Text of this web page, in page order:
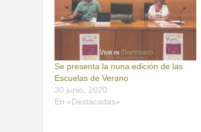
Se presenta la nuna edición de las
Escuelas de Verano
30 junio, 2020
En «Destacadas»